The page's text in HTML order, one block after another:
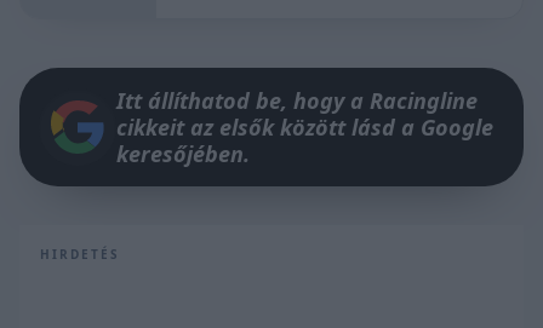
Itt állíthatod be, hogy a Racingline
cikkeit az elsők között lásd a Google
keresőjében.
HIRDETÉS